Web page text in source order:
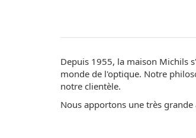
Depuis 1955, la maison Michils
monde de l'optique. Notre
notre clientèle.
Nous apportons une très